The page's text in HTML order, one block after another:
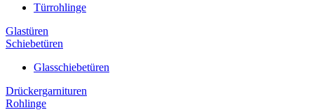
Türrohlinge
Glastüren
Schiebetüren
Glasschiebetüren
Drückergarnituren
Rohlinge